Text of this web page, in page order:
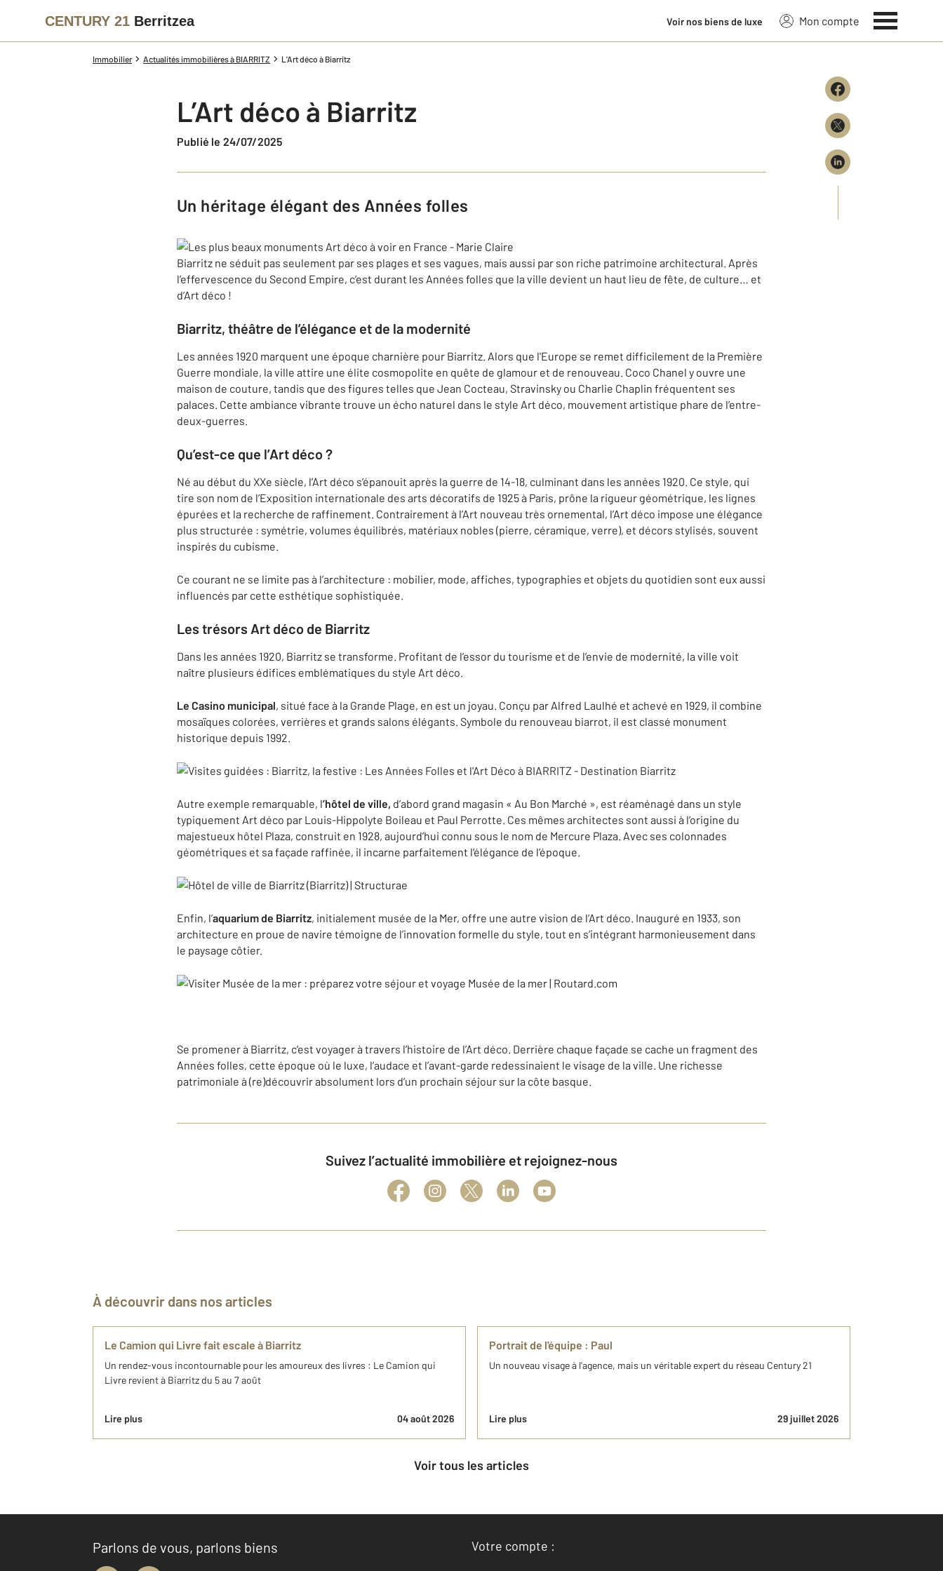
CENTURY 21 Berritzea Voir nos biens de luxe Mon compte
Immobilier Actualités immobilières à BIARRITZ L’Art déco à Biarritz
L’Art déco à Biarritz
Publié le 24/07/2025
Un héritage élégant des Années folles
Biarritz ne séduit pas seulement par ses plages et ses vagues, mais aussi par son riche patrimoine architectural. Après
l’effervescence du Second Empire, c’est durant les Années folles que la ville devient un haut lieu de fête, de culture… et
d’Art déco !
Biarritz, théâtre de l’élégance et de la modernité
Les années 1920 marquent une époque charnière pour Biarritz. Alors que l'Europe se remet difficilement de la Première
Guerre mondiale, la ville attire une élite cosmopolite en quête de glamour et de renouveau. Coco Chanel y ouvre une
maison de couture, tandis que des figures telles que Jean Cocteau, Stravinsky ou Charlie Chaplin fréquentent ses
palaces. Cette ambiance vibrante trouve un écho naturel dans le style Art déco, mouvement artistique phare de l’entre-
deux-guerres.
Qu’est-ce que l’Art déco ?
Né au début du XXe siècle, l’Art déco s’épanouit après la guerre de 14-18, culminant dans les années 1920. Ce style, qui
tire son nom de l’Exposition internationale des arts décoratifs de 1925 à Paris, prône la rigueur géométrique, les lignes
épurées et la recherche de raffinement. Contrairement à l’Art nouveau très ornemental, l’Art déco impose une élégance
plus structurée : symétrie, volumes équilibrés, matériaux nobles (pierre, céramique, verre), et décors stylisés, souvent
inspirés du cubisme.
Ce courant ne se limite pas à l’architecture : mobilier, mode, affiches, typographies et objets du quotidien sont eux aussi
influencés par cette esthétique sophistiquée.
Les trésors Art déco de Biarritz
Dans les années 1920, Biarritz se transforme. Profitant de l’essor du tourisme et de l’envie de modernité, la ville voit
naître plusieurs édifices emblématiques du style Art déco.
Le Casino municipal, situé face à la Grande Plage, en est un joyau. Conçu par Alfred Laulhé et achevé en 1929, il combine
mosaïques colorées, verrières et grands salons élégants. Symbole du renouveau biarrot, il est classé monument
historique depuis 1992.
Autre exemple remarquable, l’hôtel de ville, d’abord grand magasin « Au Bon Marché », est réaménagé dans un style
typiquement Art déco par Louis-Hippolyte Boileau et Paul Perrotte. Ces mêmes architectes sont aussi à l’origine du
majestueux hôtel Plaza, construit en 1928, aujourd’hui connu sous le nom de Mercure Plaza. Avec ses colonnades
géométriques et sa façade raffinée, il incarne parfaitement l’élégance de l’époque.
Enfin, l’aquarium de Biarritz, initialement musée de la Mer, offre une autre vision de l’Art déco. Inauguré en 1933, son
architecture en proue de navire témoigne de l’innovation formelle du style, tout en s’intégrant harmonieusement dans
le paysage côtier.
Se promener à Biarritz, c’est voyager à travers l’histoire de l’Art déco. Derrière chaque façade se cache un fragment des
Années folles, cette époque où le luxe, l’audace et l’avant-garde redessinaient le visage de la ville. Une richesse
patrimoniale à (re)découvrir absolument lors d’un prochain séjour sur la côte basque.
Suivez l’actualité immobilière et rejoignez-nous
À découvrir dans nos articles
Le Camion qui Livre fait escale à Biarritz
Un rendez-vous incontournable pour les amoureux des livres : Le Camion qui
Livre revient à Biarritz du 5 au 7 août
Lire plus 04 août 2026
Portrait de l'équipe : Paul
Un nouveau visage à l'agence, mais un véritable expert du réseau Century 21
Lire plus 29 juillet 2026
Voir tous les articles
Parlons de vous, parlons biens
Votre compte :